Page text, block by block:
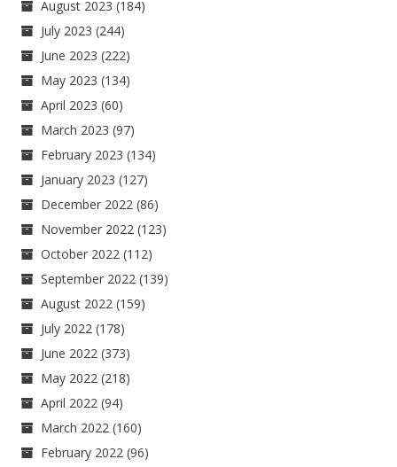
August 2023 (184)
July 2023 (244)
June 2023 (222)
May 2023 (134)
April 2023 (60)
March 2023 (97)
February 2023 (134)
January 2023 (127)
December 2022 (86)
November 2022 (123)
October 2022 (112)
September 2022 (139)
August 2022 (159)
July 2022 (178)
June 2022 (373)
May 2022 (218)
April 2022 (94)
March 2022 (160)
February 2022 (96)